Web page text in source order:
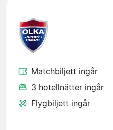
Matchbiljett ingår
3 hotellnätter ingår
Flygbiljett ingår